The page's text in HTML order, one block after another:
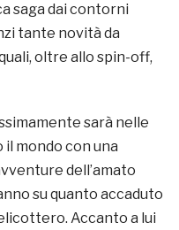
saga dai contorni
tante novità da
oltre allo spin-off,
sarà nelle
mondo con una
dell’amato
su quanto accaduto
Accanto a lui